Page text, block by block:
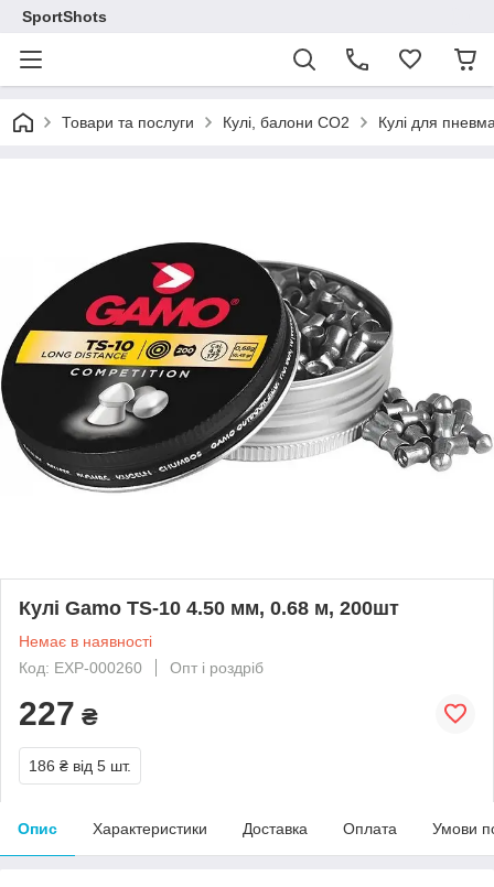
SportShots
Товари та послуги Кулі, балони СО2 Кулі для
Кулі Gamo TS-10 4.50 мм, 0.68 м, 200шт
Немає в наявності
Код: EXP-000260
Опт і роздріб
227 ₴
186 ₴ від 5 шт.
Опис Характеристики Доставка Оплата Умови